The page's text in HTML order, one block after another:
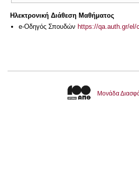
Ηλεκτρονική Διάθεση Μαθήματος
e-Οδηγός Σπουδών https://qa.auth.gr/el/
Μονάδα